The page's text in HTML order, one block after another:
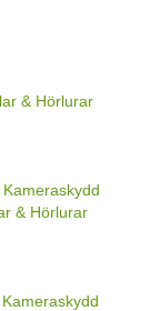
& Hörlurar
& Hörlurar